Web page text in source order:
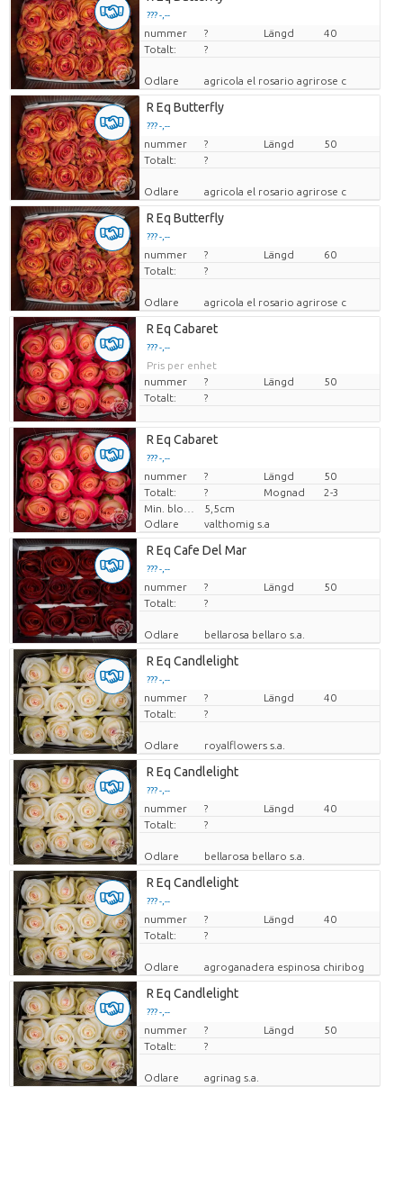
??? -,--
Pris per enhet
nummer ? Längd
40
Totalt:
?
Odlare agricola el rosario agrirose c
R Eq Butterfly
??? -,--
Pris per enhet
nummer ? Längd
50
Totalt:
?
Odlare agricola el rosario agrirose c
R Eq Butterfly
??? -,--
Pris per enhet
nummer ? Längd
60
Totalt:
?
Odlare agricola el rosario agrirose c
R Eq Cabaret
??? -,--
Pris per enhet
nummer
? Längd
50
Totalt:
?
R Eq Cabaret
??? -,--
Pris per enhet
nummer ? Längd
50
Totalt:
? Mognad
2-3
5,5cm
Odlare
valthomig s.a
R Eq Cafe Del Mar
??? -,--
Pris per enhet
nummer ? Längd
50
Totalt:
?
Odlare bellarosa bellaro s.a.
R Eq Candlelight
??? -,--
Pris per enhet
nummer ? Längd
40
Totalt:
?
Odlare royalflowers s.a.
R Eq Candlelight
??? -,--
Pris per enhet
nummer ? Längd
40
Totalt:
?
Odlare bellarosa bellaro s.a.
R Eq Candlelight
??? -,--
Pris per enhet
nummer ? Längd
40
Totalt:
?
Odlare agroganadera espinosa chiribog
R Eq Candlelight
??? -,--
Pris per enhet
nummer ? Längd
50
Totalt:
?
Odlare agrinag s.a.